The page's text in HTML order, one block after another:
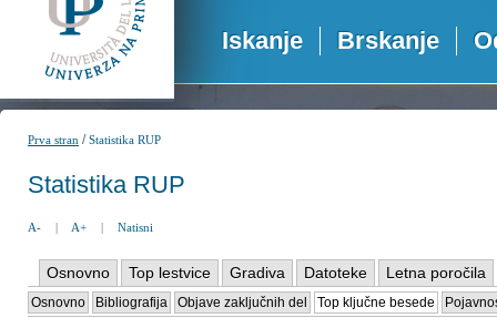
Iskanje Brskanje
Prva stran /Statistika RUP
Statistika RUP
A- | A+ | Natisni
Osnovno Top lestvice Gradiva Datoteke Letna poročila
Osnovno Bibliografija Objave zaključnih del Top ključne besede